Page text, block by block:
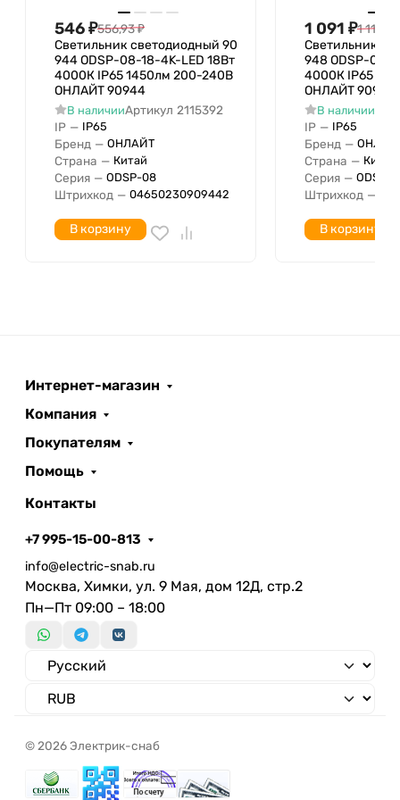
Цвет корпуса
Род тока
Переменный ток
С датчиком движения
Подходит для лампы
мощностью с
Подходит для лампы
мощностью по
Исполнение решетки
Нет (без)
Устройство управления
LED-драйвер
(блок питания для
С датчиком света
Подходит для подвесного
монтажа
Количество полюсов
Высота/глубина
Материал корпуса
Встраиваемая длина
Подходит для организации
световых линий
Подходят для аварийного
освещения
Световой выход
Материал плафона /
Ударопрочность
546₽556,93₽
Светильник светодиодный 90
944 ODSP-08-18-4K-LED 18Вт
4000К IP65 1450лм 200-240В
ОНЛАЙТ 90944
В наличииАртикул 2115392
IP — IP65
Бренд — ОНЛАЙТ
Страна — Китай
Серия — ODSP-08
Штрихкод — 04650230909442
В корзину
1 091 ₽1 113,25
Светильник
948 ODSP-08-
4000К IP65
ОНЛАЙТ 90948
В наличии
IP — IP65
Бренд —
Страна — Китай
Серия — ODSP-
Штрихкод —
В корзину
Интернет-магазин
Компания
Покупателям
Помощь
Контакты
+7 995-15-00-813
info@electric-snab.ru
Москва, Химки, ул. 9 Мая, дом 12Д, стр.2
Пн—Пт 09:00 – 18:00
© 2026 Электрик-снаб